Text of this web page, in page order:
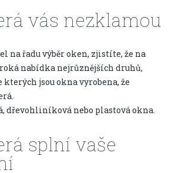
vás nezklamou
na řadu výběr oken, zjistíte, že na
nabídka nejrůznějších druhů,
jsou okna vyrobena, že
dřevohliníková nebo plastová okna.
splní vaše